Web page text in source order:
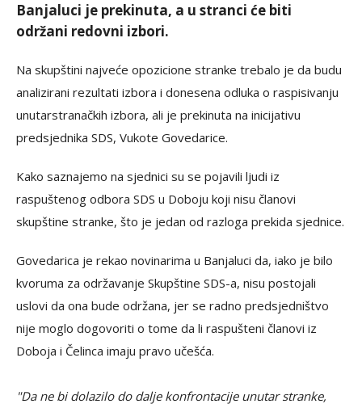
Banjaluci je prekinuta, a u stranci će biti
održani redovni izbori.
Na skupštini najveće opozicione stranke trebalo je da budu
analizirani rezultati izbora i donesena odluka o raspisivanju
unutarstranačkih izbora, ali je prekinuta na inicijativu
predsjednika SDS, Vukote Govedarice.
Kako saznajemo na sjednici su se pojavili ljudi iz
raspuštenog odbora SDS u Doboju koji nisu članovi
skupštine stranke, što je jedan od razloga prekida sjednice.
Govedarica je rekao novinarima u Banjaluci da, iako je bilo
kvoruma za održavanje Skupštine SDS-a, nisu postojali
uslovi da ona bude održana, jer se radno predsjedništvo
nije moglo dogovoriti o tome da li raspušteni članovi iz
Doboja i Čelinca imaju pravo učešća.
"Da ne bi dolazilo do dalje konfrontacije unutar stranke,